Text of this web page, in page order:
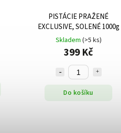
PISTÁCIE PRAŽENÉ
EXCLUSIVE, SOLENÉ 1000g
Skladem (>5 ks)
399 Kč
Do košíku